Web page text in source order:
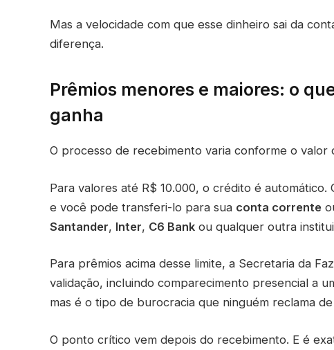
Mas a velocidade com que esse dinheiro sai da
diferença.
Prêmios menores e maiores: o
ganha
O processo de recebimento varia conforme o valor
Para valores até R$ 10.000, o crédito é
e você pode transferi-lo para sua conta corrente
Santander, Inter, C6 Bank ou qualquer outra
Para prêmios acima desse limite, a Secretaria da
validação, incluindo comparecimento presencial a
mas é o tipo de burocracia que ninguém reclama
O ponto crítico vem depois do recebimento. E é